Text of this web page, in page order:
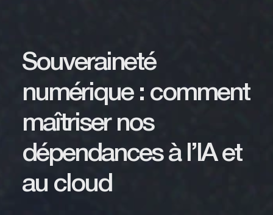
Souveraineté
numérique : comment
maîtriser nos
dépendances à l’IA et
au cloud